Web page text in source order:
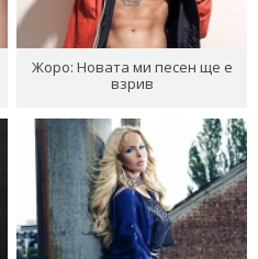
Жоро: Новата ми песен ще е
взрив